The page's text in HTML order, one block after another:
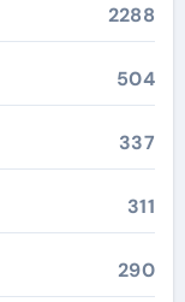
2288
504
337
311
290